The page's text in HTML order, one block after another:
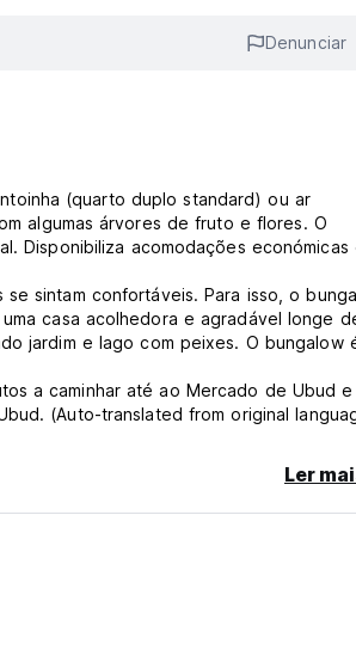
Denunciar
(quarto duplo standard) ou ar
algumas árvores de fruto e flores. O
Disponibiliza acomodações económicas
sintam confortáveis. Para isso, o
casa acolhedora e agradável longe
jardim e lago com peixes. O bungalow
a caminhar até ao Mercado de Ubud
(Auto-translated from original
Ler